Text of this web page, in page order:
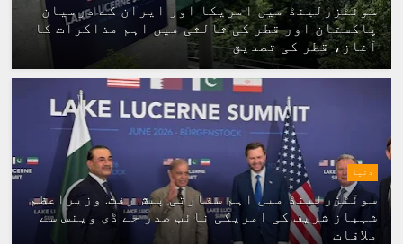
سوئٹزرلینڈ میں امریکا اور ایران کے درمیان
پاکستان اور قطر کی ثالثی میں اہم مذاکرات کا
آغاز، قطر کی تصدیق
دنیا
سوئٹزرلینڈ میں اہم سفارتی پیش رفت: وزیراعظم
شہباز شریف کی امریکی نائب صدر جے ڈی وینس سے
ملاقات